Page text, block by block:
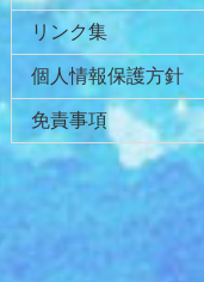
リンク集
個人情報保護方針
免責事項